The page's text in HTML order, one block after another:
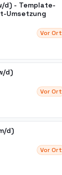
d) - Template-
Umsetzung
Vor Ort
d)
Vor Ort
d)
Vor Ort